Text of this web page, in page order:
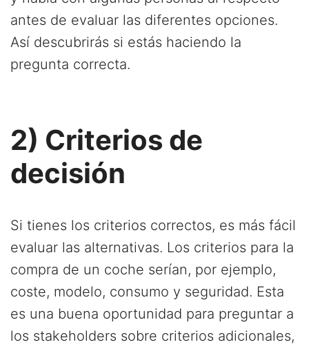
antes de evaluar las diferentes opciones.
Así descubrirás si estás haciendo la
pregunta correcta.
2) Criterios de
decisión
Si tienes los criterios correctos, es más fácil
evaluar las alternativas. Los criterios para la
compra de un coche serían, por ejemplo,
coste, modelo, consumo y seguridad. Esta
es una buena oportunidad para preguntar a
los stakeholders sobre criterios adicionales,